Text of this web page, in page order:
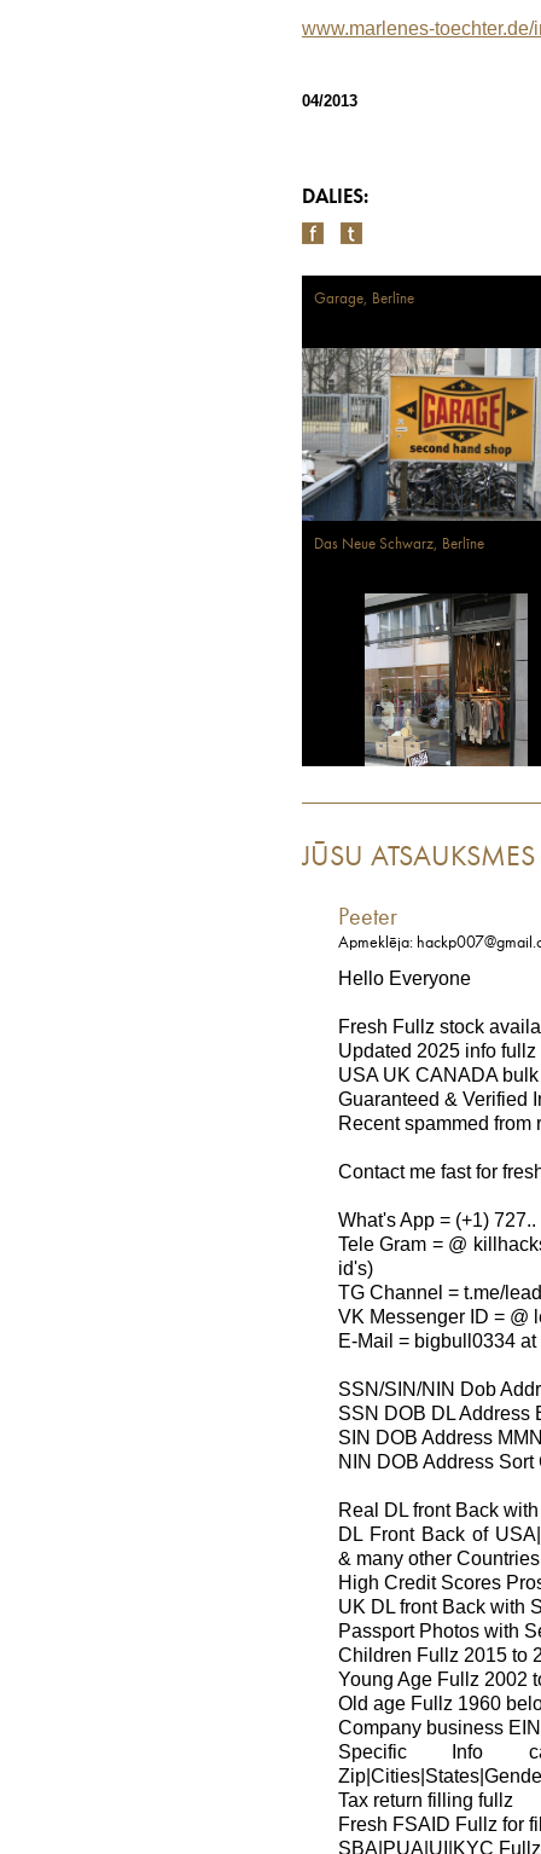
www.marlenes-toechter.de/
04/2013
DALIES:
Garage, Berlīne
Das Neue Schwarz, Berlīne
JŪSU ATSAUKSMES
Peeter
Apmeklēja:
Hello Everyone
Fresh Fullz stock
Updated 2025 info fullz
USA UK CANADA
Guaranteed & Verified
Recent spammed from
Contact me fast for
What's App = (+1)
Tele Gram = @
id's)
TG Channel = t.me/
VK Messenger ID = @
E-Mail = bigbull0334
SSN/SIN/NIN Dob
SSN DOB DL Address
SIN DOB Address
NIN DOB Address
Real DL front Back
DL Front Back of
& many other Countries
High Credit Scores
UK DL front Back with
Passport Photos with
Children Fullz 2015 to
Young Age Fullz 2002
Old age Fullz 1960
Company business
Specific Info
Tax return filling fullz
Fresh FSAID Fullz for
SBA|PUA|UI|KYC